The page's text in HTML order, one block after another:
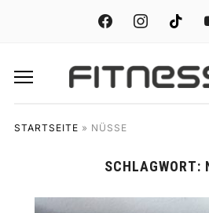
facebook instagramtiktok
STARTSEITE » NÜSSE
SCHLAGWORT: